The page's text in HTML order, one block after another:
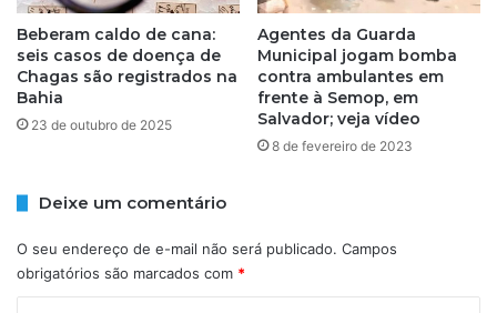
Beberam caldo de cana:
seis casos de doença de
Chagas são registrados na
Bahia
23 de outubro de 2025
Agentes da Guarda
Municipal jogam bomba
contra ambulantes em
frente à Semop, em
Salvador; veja vídeo
8 de fevereiro de 2023
Deixe um comentário
O seu endereço de e-mail não será publicado. Campos
obrigatórios são marcados com *